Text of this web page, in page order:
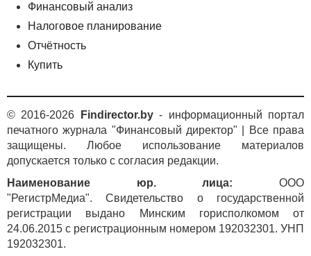
Финансовый анализ
Налоговое планирование
Отчётность
Купить
© 2016-2026 Findirector.by- информационный портал
печатного журнала "Финансовый директор" | Все права
защищены. Любое использование материалов
допускается только с согласия редакции.
Наименование юр. лица: ООО
"РегистрМедиа". Свидетельство о государственной
регистрации выдано Минским горисполкомом от
24.06.2015 с регистрационным номером 192032301. УНП
192032301.